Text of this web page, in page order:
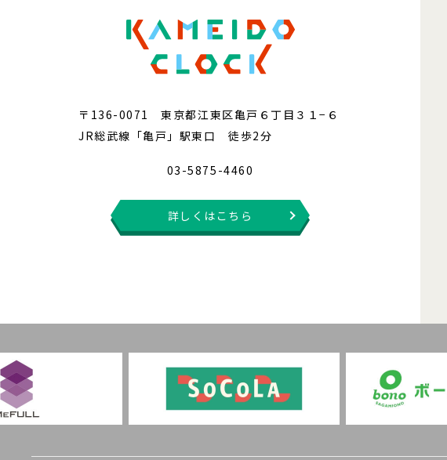
〒136-0071 東京都江東区亀戸６丁目３１−６
JR総武線「亀戸」駅東口 徒歩2分
03-5875-4460
詳しくはこちら